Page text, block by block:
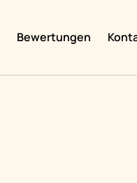
Bewertungen